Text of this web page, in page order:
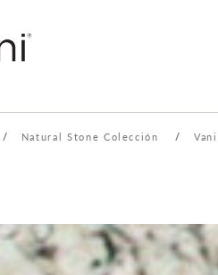
/ Natural Stone Colección /